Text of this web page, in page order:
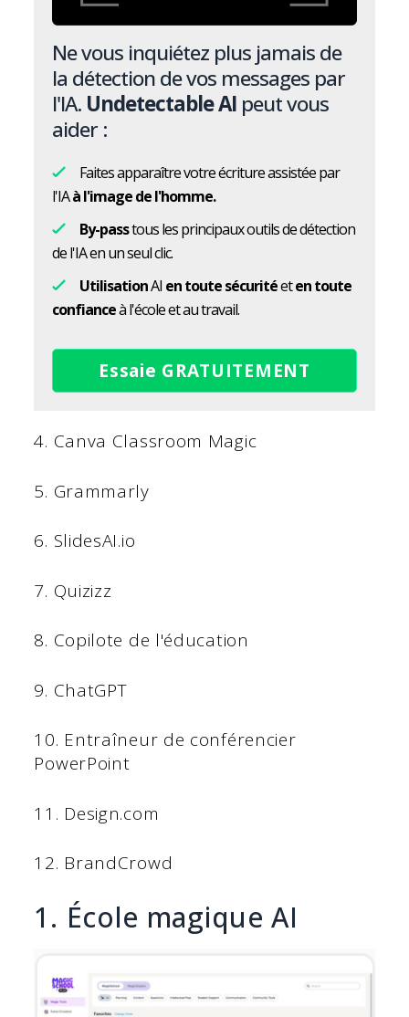
Ne vous inquiétez plus jamais de
la détection de vos messages par
l'IA. Undetectable AI peut vous
aider :
Faites apparaître votre écriture assistée par
l'IAà l'image de l'homme.
By-passtous les principaux outils de détection
de l'IA en un seul clic.
UtilisationAI en toute sécuritéeten toute
confianceà l'école et au travail.
Essaie GRATUITEMENT
4. Canva Classroom Magic
5. Grammarly
6. SlidesAI.io
7. Quizizz
8. Copilote de l'éducation
9. ChatGPT
10. Entraîneur de conférencier
PowerPoint
11. Design.com
12. BrandCrowd
1. École magique AI